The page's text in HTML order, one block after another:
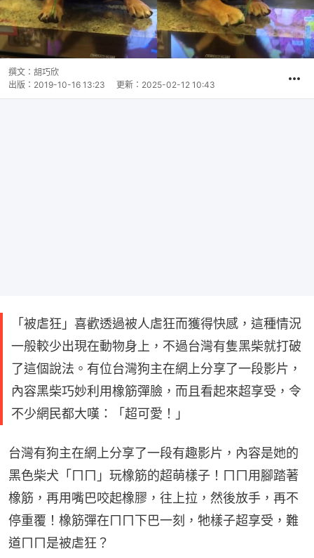
撰文： 胡巧欣
出版： 2019-10-16 13:23 更新： 2025-02-12 10:43
「被虐狂」喜歡透過被人虐狂而獲得快感，這種情況
一般較少出現在動物身上，不過台灣有隻黑柴就打破
了這個說法。有位台灣狗主在網上分享了一段影片，
內容黑柴巧妙利用橡筋彈臉，而且看起來超享受，令
不少網民都大嘆：「超可愛！」
台灣有狗主在網上分享了一段有趣影片，內容是她的
黑色柴犬「ㄇㄇ」玩橡筋的超萌樣子！ㄇㄇ用腳踏著
橡筋，再用嘴巴咬起橡膠，往上拉，然後放手，再不
停重覆！橡筋彈在ㄇㄇ下巴一刻，牠樣子超享受，難
道ㄇㄇ是被虐狂？